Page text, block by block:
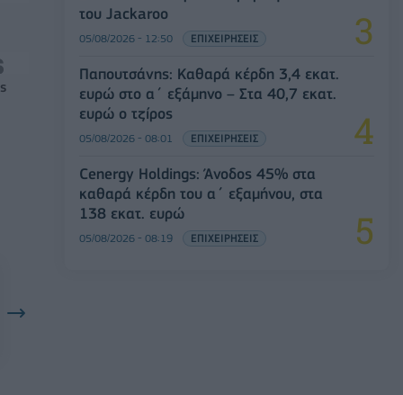
του Jackaroo
05/08/2026 - 12:50 ΕΠΙΧΕΙΡΗΣΕΙΣ
Παπουτσάνης: Καθαρά κέρδη 3,4 εκατ.
ευρώ στο α΄ εξάμηνο – Στα 40,7 εκατ.
ευρώ ο τζίρος
05/08/2026 - 08:01 ΕΠΙΧΕΙΡΗΣΕΙΣ
Cenergy Holdings: Άνοδος 45% στα
καθαρά κέρδη του α΄ εξαμήνου, στα
138 εκατ. ευρώ
05/08/2026 - 08:19 ΕΠΙΧΕΙΡΗΣΕΙΣ